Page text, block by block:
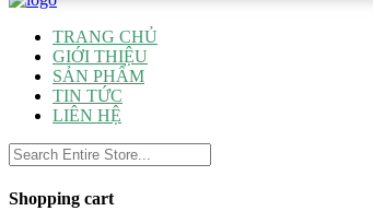
TRANG CHỦ
GIỚI THIỆU
SẢN PHẨM
TIN TỨC
LIÊN HỆ
Shopping cart